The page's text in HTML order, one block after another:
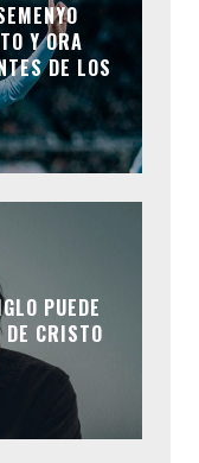
Y ORA
DE LOS
PUEDE
CRISTO